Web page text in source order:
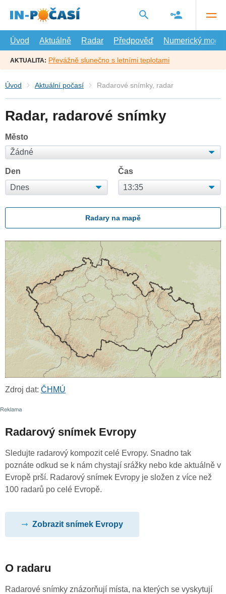
hlavní
Úvod
Aktuálně Radar Předpověď Numerický model
AKTUALITA: Převážně slunečno s letními teplotami
Úvod Aktuální počasí Radarové snímky, radar
Radar, radarové snímky
Město
Den Čas
Radary na mapě
Zdroj dat: ČHMÚ
Radarový snímek Evropy
Sledujte radarový kompozit celé Evropy. Snadno tak
poznáte odkud se k nám chystají srážky nebo kde aktuálně v
Evropě prší. Radarový snímek Evropy je složen z více než
100 radarů po celé Evropě.
Zobrazit snímek Evropy
O radaru
Radarové snímky znázorňují místa, na kterých se vyskytují